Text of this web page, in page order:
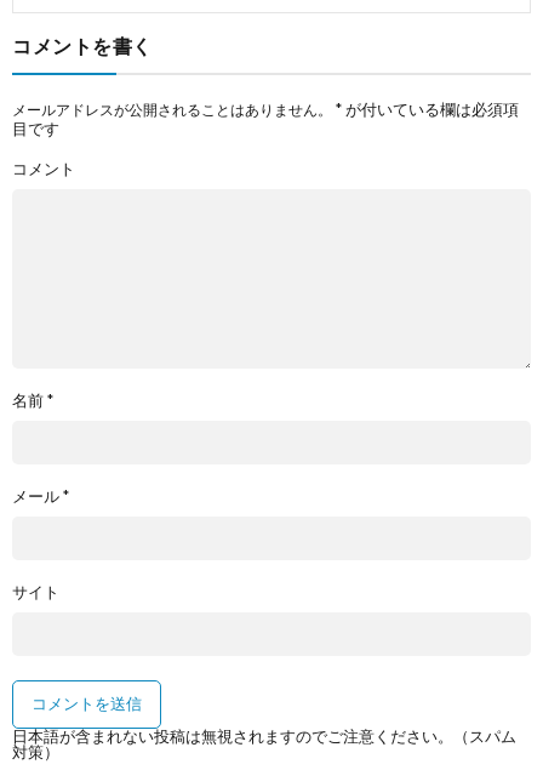
コメントを書く
メールアドレスが公開されることはありません。 *が付いている欄は必須項
目です
コメント
名前*
メール*
サイト
日本語が含まれない投稿は無視されますのでご注意ください。（スパム
対策）